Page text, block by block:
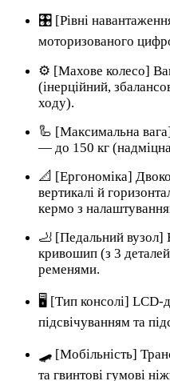
🎛️ [Рівні
моторизованого
⚙️ [Махове колесо]
(інерційний,
ходу).
🦾 [Максимальна
— до 150 кг
📐 [Ергономіка]
вертикалі й
кермо з
🦶 [Педальний вузол]
кривошип (з 3
ременями.
🖥️ [Тип консолі] LCD-
підсвічуванням та
🛹 [Мобільність]
та гвинтові гумові